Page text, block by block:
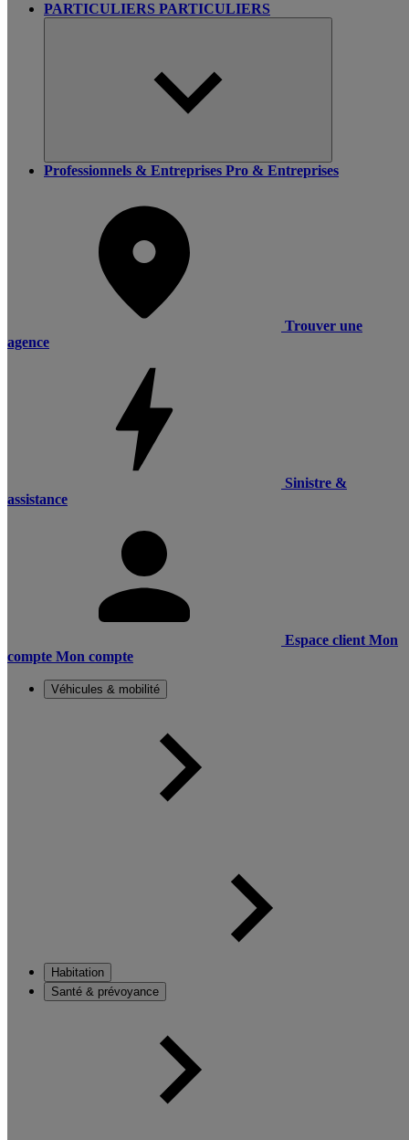
PARTICULIERS PARTICULIERS
Professionnels & Entreprises Pro & Entreprises
Trouver une
agence
Sinistre &
assistance
Espace client Mon
compte Mon compte
Véhicules & mobilité
Habitation
Santé & prévoyance